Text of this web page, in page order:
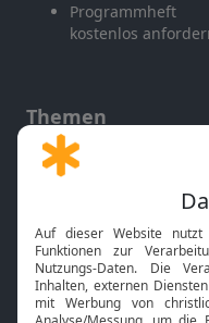
Programmheft
kostenlos
Themen
Gott und Bibel
Neuigkeiten